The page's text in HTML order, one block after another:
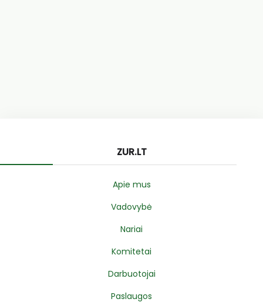
ZUR.LT
Apie mus
Vadovybė
Nariai
Komitetai
Darbuotojai
Paslaugos